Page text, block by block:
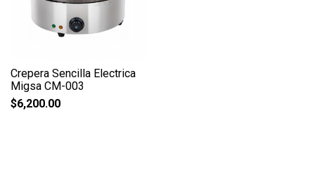
Crepera Sencilla Electrica
Migsa CM-003
$6,200.00